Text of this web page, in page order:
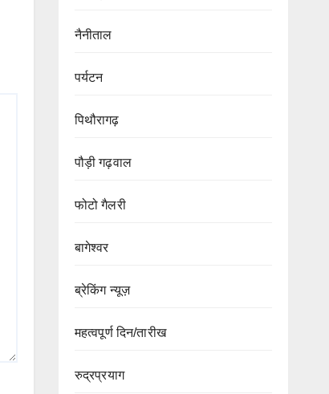
नैनीताल
पर्यटन
पिथौरागढ़
पौड़ी गढ़वाल
फोटो गैलरी
बागेश्वर
ब्रेकिंग न्यूज़
महत्वपूर्ण दिन/तारीख
रुद्रप्रयाग